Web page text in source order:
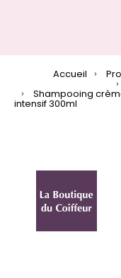
Accueil
Shampooing
intensif 300ml